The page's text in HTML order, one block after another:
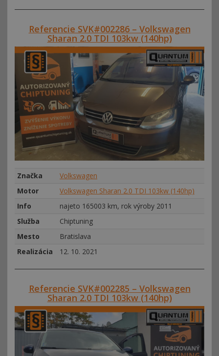
Referencie SVK#002286 – Volkswagen
Sharan 2.0 TDI 103kw (140hp)
Značka
Volkswagen
Motor
Volkswagen Sharan 2.0 TDI 103kw (140hp)
Info
najeto 165003 km, rok výroby 2011
Služba
Chiptuning
Mesto
Bratislava
Realizácia
12. 10. 2021
Referencie SVK#002285 – Volkswagen
Sharan 2.0 TDI 103kw (140hp)